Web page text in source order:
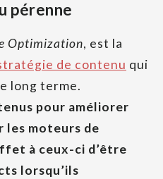
pérenne
Optimization, est la
de contenu qui
long terme.
pour améliorer
les moteurs de
à ceux-ci d’être
lorsqu’ils